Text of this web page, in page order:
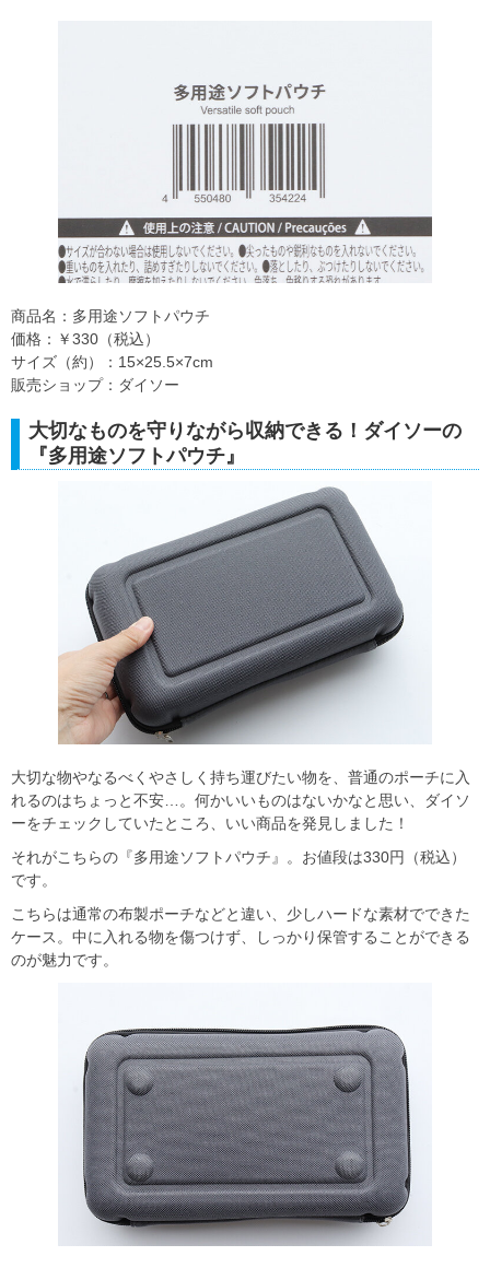
商品名：多用途ソフトパウチ
価格：￥330（税込）
サイズ（約）：15×25.5×7cm
販売ショップ：ダイソー
大切なものを守りながら収納できる！ダイソーの
『多用途ソフトパウチ』
大切な物やなるべくやさしく持ち運びたい物を、普通のポーチに入
れるのはちょっと不安…。何かいいものはないかなと思い、ダイソ
ーをチェックしていたところ、いい商品を発見しました！
それがこちらの『多用途ソフトパウチ』。お値段は330円（税込）
です。
こちらは通常の布製ポーチなどと違い、少しハードな素材でできた
ケース。中に入れる物を傷つけず、しっかり保管することができる
のが魅力です。